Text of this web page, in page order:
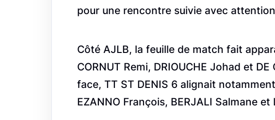
pour une rencontre suivie avec
Côté AJLB, la feuille de match fait
CORNUT Remi, DRIOUCHE Johad et DE
face, TT ST DENIS 6 alignait
EZANNO François, BERJALI Salmane et